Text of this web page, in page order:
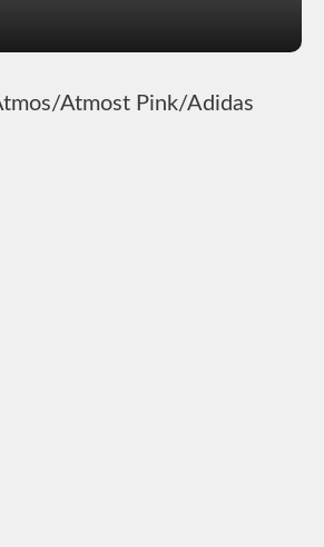
Atmost Pink/Adidas